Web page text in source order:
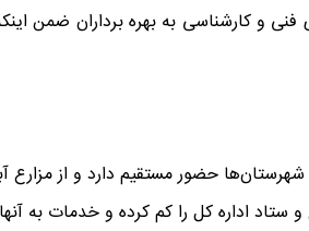
فنی و کارشناسی به بهره برداران ضمن
حضور مستقیم دارد و از مزارع
ستاد اداره کل را کم کرده و خدمات به